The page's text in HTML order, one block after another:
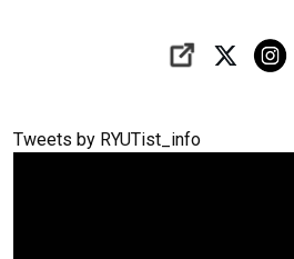
Tweets by RYUTist_info